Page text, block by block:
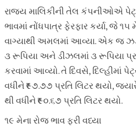
રાજ્ય માલિકીની તેલ કંપનીઓએ
ભાવમાં નોંધપાત્ર ફેરફાર કર્યા, જે ૧૫
વાગ્યાથી અમલમાં આવ્યા. એક જ
૩ રૂપિયા અને ડીઝલમાં ૩ રૂપિયા
કરવામાં આવ્યો. તે દિવસે, દિલ્હીમાં
વધીને ₹૯૭.૭૭ પ્રતિ લિટર થયો,
થી વધીને ₹૯૦.૬૭ પ્રતિ લિટર થયો.
૧૯ મેના રોજ ભાવ ફરી વધ્યા